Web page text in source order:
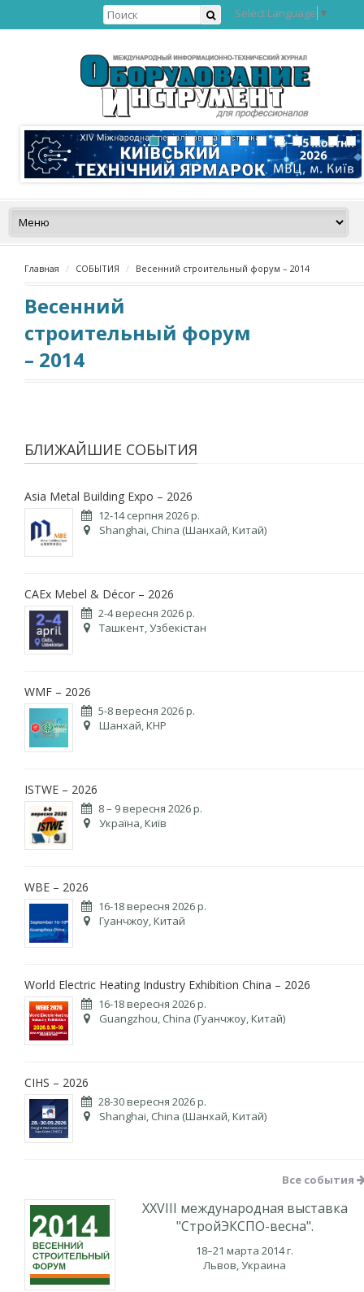
Select Language ▼
Главная СОБЫТИЯ Весенний строительный форум – 2014
Весенний
строительный форум
– 2014
БЛИЖАЙШИЕ СОБЫТИЯ
Asia Metal Building Expo – 2026
12-14 серпня 2026 р.
Shanghai, China (Шанхай, Китай)
CAEx Mebel & Décor – 2026
2-4 вересня 2026 р.
Ташкент, Узбекістан
WMF – 2026
5-8 вересня 2026 р.
Шанхай, КНР
ISTWE – 2026
8 – 9 вересня 2026 р.
Україна, Київ
WBE – 2026
16-18 вересня 2026 р.
Гуанчжоу, Китай
World Electric Heating Industry Exhibition China – 2026
16-18 вересня 2026 р.
Guangzhou, China (Гуанчжоу, Китай)
CIHS – 2026
28-30 вересня 2026 р.
Shanghai, China (Шанхай, Китай)
Все события
XXVIII международная выставка
"СтройЭКСПО-весна".
18–21 марта 2014 г.
Львов, Украина